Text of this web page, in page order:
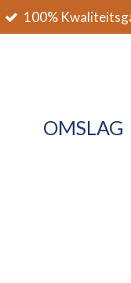
100%
OMSLAG